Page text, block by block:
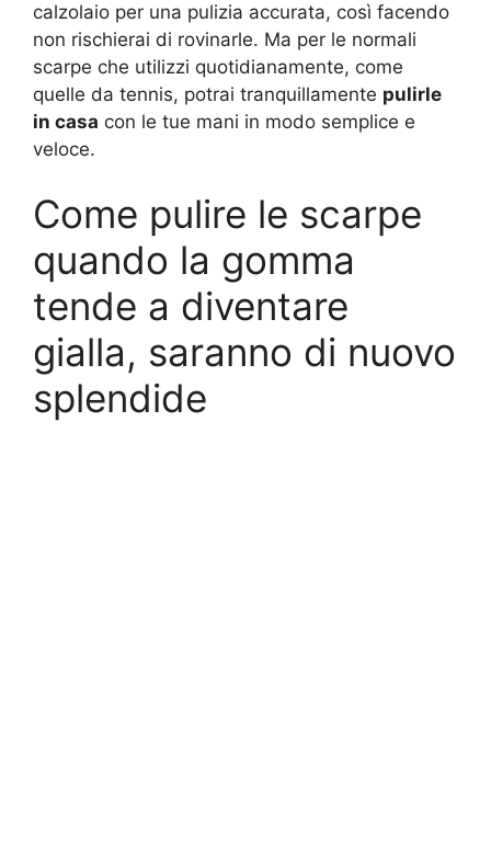
calzolaio per una pulizia accurata, così facendo
non rischierai di rovinarle. Ma per le normali
scarpe che utilizzi quotidianamente, come
quelle da tennis, potrai tranquillamente pulirle
in casa con le tue mani in modo semplice e
veloce.
Come pulire le scarpe
quando la gomma
tende a diventare
gialla, saranno di nuovo
splendide